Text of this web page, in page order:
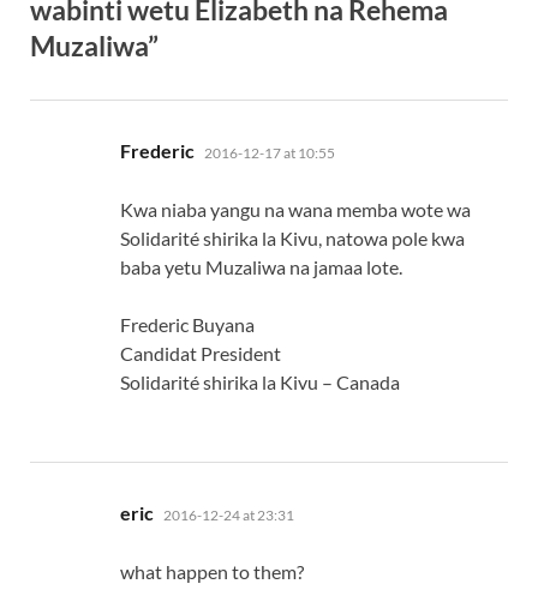
wabinti wetu Elizabeth na Rehema
Muzaliwa”
Frederic says:
2016-12-17 at 10:55
Kwa niaba yangu na wana memba wote wa
Solidarité shirika la Kivu, natowa pole kwa
baba yetu Muzaliwa na jamaa lote.
Frederic Buyana
Candidat President
Solidarité shirika la Kivu – Canada
eric says:
2016-12-24 at 23:31
what happen to them?